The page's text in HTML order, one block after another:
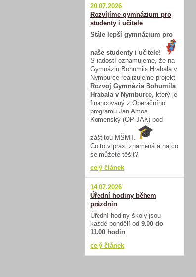
20.07.2026
Rozvíjíme gymnázium pro
studenty i učitele
Stále lepší gymnázium pro
naše studenty i učitele!
S radostí oznamujeme, že na
Gymnáziu Bohumila Hrabala v
Nymburce realizujeme projekt
Rozvoj Gymnázia Bohumila
Hrabala v Nymburce, který je
financovaný z Operačního
programu Jan Amos
Komenský (OP JAK) pod
záštitou MŠMT.
Co to v praxi znamená a na co
se můžete těšit?
celý článek
14.07.2026
Úřední hodiny během
prázdnin
Úřední hodiny školy jsou
každé pondělí od 9.00 do
11.00 hodin.
celý článek